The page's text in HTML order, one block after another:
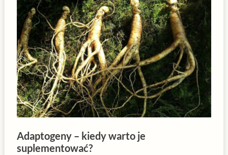
Adaptogeny – kiedy warto je
suplementować?